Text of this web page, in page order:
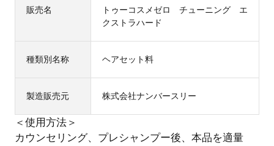
販売名
トゥーコスメゼロ チューニング エ
クストラハード
種類別名称 ヘアセット料
製造販売元 株式会社ナンバースリー
＜使用方法＞
カウンセリング、プレシャンプー後、本品を適量